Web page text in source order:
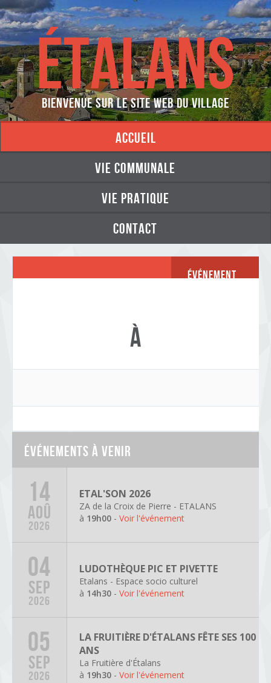
ÉTALANS
Bienvenue sur le site web du village
accueil
vie communale
vie pratique
contact
Événement
à
Événements à venir
14
AOÛ
2026
ETAL'SON 2026
ZA de la Croix de Pierre - ETALANS
à 19h00 - Voir l'événement
04
SEP
2026
LUDOTHÈQUE PIC ET PIVETTE
Etalans - Espace socio culturel
à 14h30 - Voir l'événement
05
SEP
2026
LA FRUITIÈRE D'ÉTALANS FÊTE SES 100
ANS
La Fruitière d'Étalans
à 19h30 - Voir l'événement